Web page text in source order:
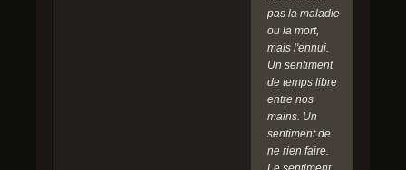
pas la maladie
ou la mort,
mais l'ennui.
Un sentiment
de temps libre
entre nos
mains. Un
sentiment de
ne rien faire.